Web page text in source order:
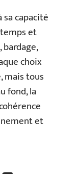
sa capacité
et
choix
mais tous
fond, la
et